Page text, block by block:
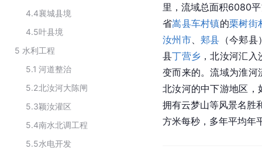
4.4襄城县境
4.5叶县境
5 水利工程
5.1 河道整治
5.2北汝河大陈闸
5.3颖汝灌区
5.4南水北调工程
5.5水电开发
里，流域总面积6080
省嵩县车村镇的栗树街
汝州市、郏县 （今郏
县丁营乡 ，北汝河汇
变而来的。流域为淮河
北汝河的中下游地区，
拥有云梦山等风景名胜
方米每秒，多年平均年